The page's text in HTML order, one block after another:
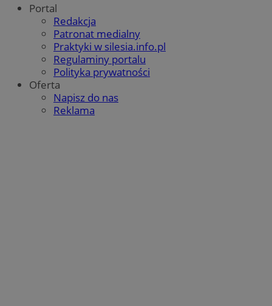
Portal
Redakcja
Patronat medialny
Praktyki w silesia.info.pl
Regulaminy portalu
Polityka prywatności
Oferta
Napisz do nas
Reklama